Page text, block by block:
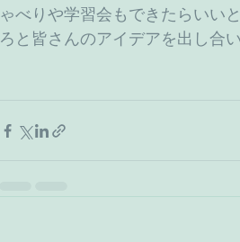
ゃべりや学習会もできたらいい
ろと皆さんのアイデアを出し合